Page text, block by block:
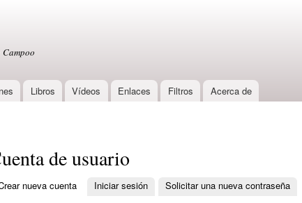
Libros Vídeos Enlaces Filtros Acerca de
de usuario
nueva cuenta (active tab)
Iniciar sesión Solicitar una nueva contraseña